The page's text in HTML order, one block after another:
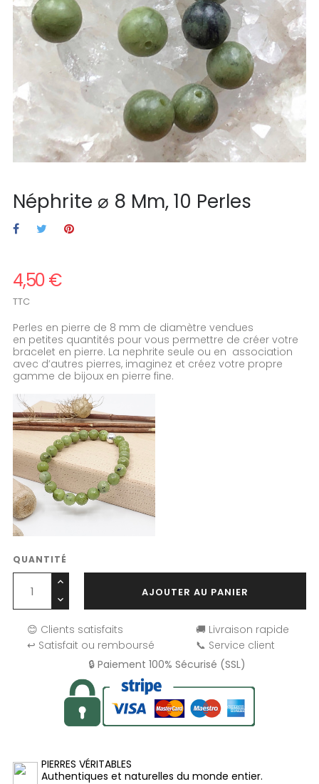
Néphrite ⌀ 8 Mm, 10 Perles
4,50 €
TTC
Perles en pierre de 8 mm de diamètre vendues
en petites quantités pour vous permettre de créer votre
bracelet en pierre. La nephrite seule ou en association
avec d’autres pierres, imaginez et créez votre propre
gamme de bijoux en pierre fine.
QUANTITÉ
AJOUTER AU PANIER
😊 Clients satisfaits
🚚 Livraison rapide
↩️ Satisfait ou remboursé
📞 Service client
🔒 Paiement 100% Sécurisé (SSL)
PIERRES VÉRITABLES
Authentiques et naturelles du monde entier.